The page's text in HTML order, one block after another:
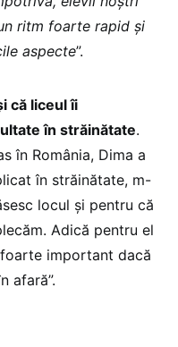
ritm foarte rapid și
aspecte”.
că liceul îi
în străinătate.
în România, Dima a
în străinătate, m-
locul și pentru că
Adică pentru el
important dacă
afară”.